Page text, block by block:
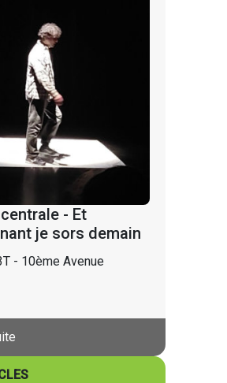
- Et
je sors demain
- 10ème Avenue